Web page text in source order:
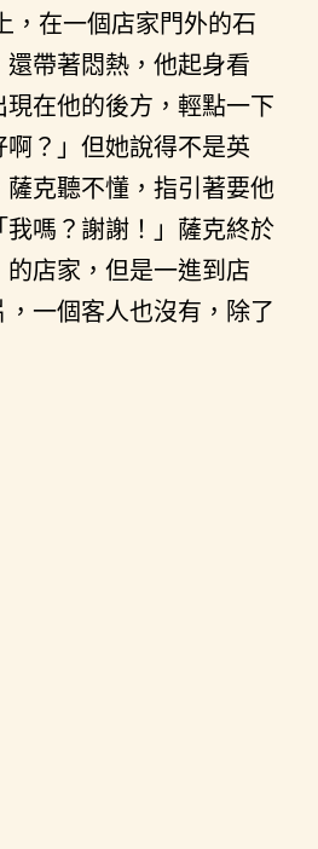
在一個店家門外的石
帶著悶熱，他起身看
在他的後方，輕點一下
？」但她說得不是英
克聽不懂，指引著要他
嗎？謝謝！」薩克終於
店家，但是一進到店
一個客人也沒有，除了